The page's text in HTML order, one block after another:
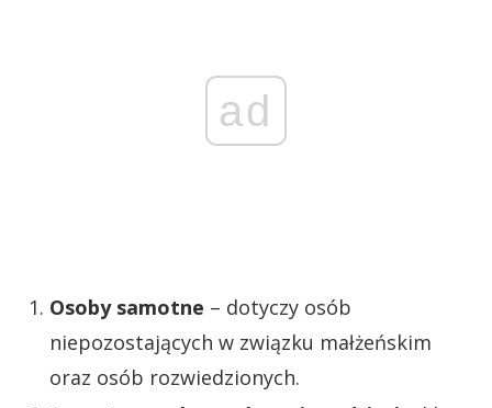
ad
Osoby samotne – dotyczy osób
niepozostających w związku małżeńskim
oraz osób rozwiedzionych.